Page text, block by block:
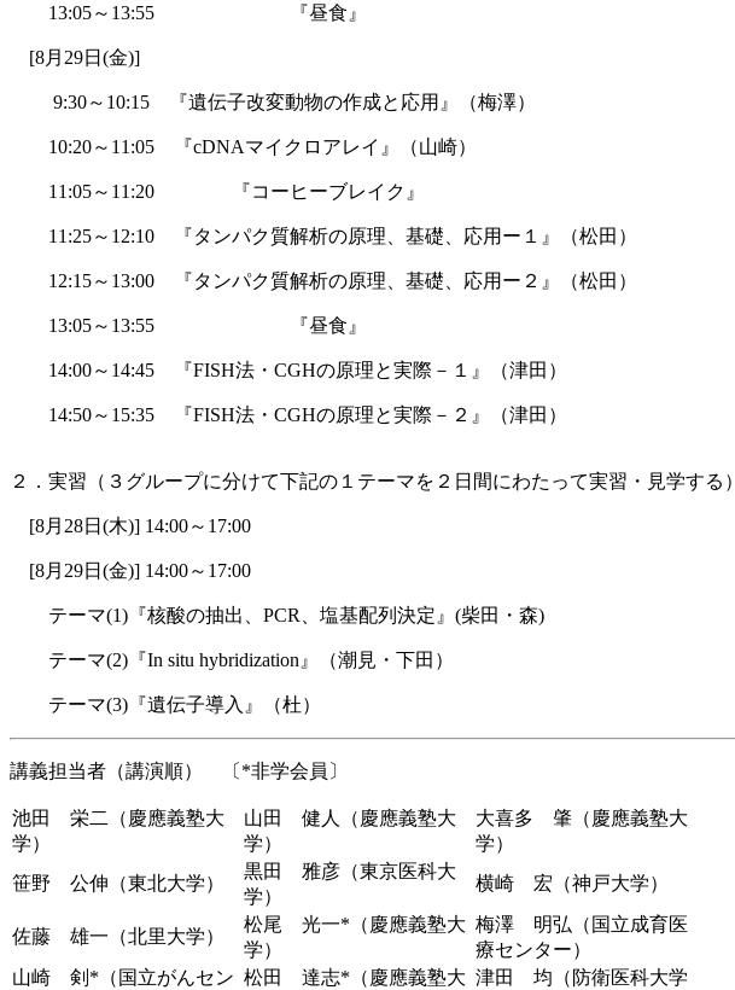
13:05～13:55 『昼食』
[8月29日(金)]
9:30～10:15 『遺伝子改変動物の作成と応用』（梅澤）
10:20～11:05 『cDNAマイクロアレイ』（山崎）
11:05～11:20 『コーヒーブレイク』
11:25～12:10 『タンパク質解析の原理、基礎、応用ー１』（松田）
12:15～13:00 『タンパク質解析の原理、基礎、応用ー２』（松田）
13:05～13:55 『昼食』
14:00～14:45 『FISH法・CGHの原理と実際－１』（津田）
14:50～15:35 『FISH法・CGHの原理と実際－２』（津田）
２．実習（３グループに分けて下記の１テーマを２日間にわたって実習・見学する）
[8月28日(木)] 14:00～17:00
[8月29日(金)] 14:00～17:00
テーマ(1)『核酸の抽出、PCR、塩基配列決定』(柴田・森)
テーマ(2)『In situ hybridization』（潮見・下田）
テーマ(3)『遺伝子導入』（杜）
講義担当者（講演順） 〔*非学会員〕
池田 栄二（慶應義塾大
学）
山田 健人（慶應義塾大
学）
大喜多 肇（慶應義塾大
学）
笹野 公伸（東北大学）
黒田 雅彦（東京医科大
学）
横崎 宏（神戸大学）
佐藤 雄一（北里大学）
松尾 光一*（慶應義塾大
学）
梅澤 明弘（国立成育医
療センター）
山崎 剣*（国立がんセン 松田 達志*（慶應義塾大 津田 均（防衛医科大学